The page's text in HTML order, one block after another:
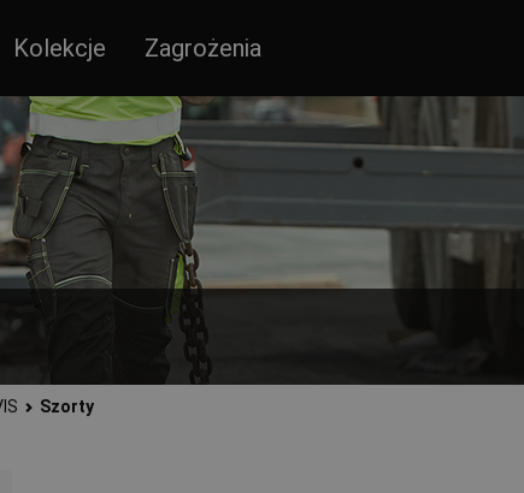
Kolekcje Zagrożenia
szorty robocze HI-VIS zgodne z normą EN ISO 20471.
Szorty